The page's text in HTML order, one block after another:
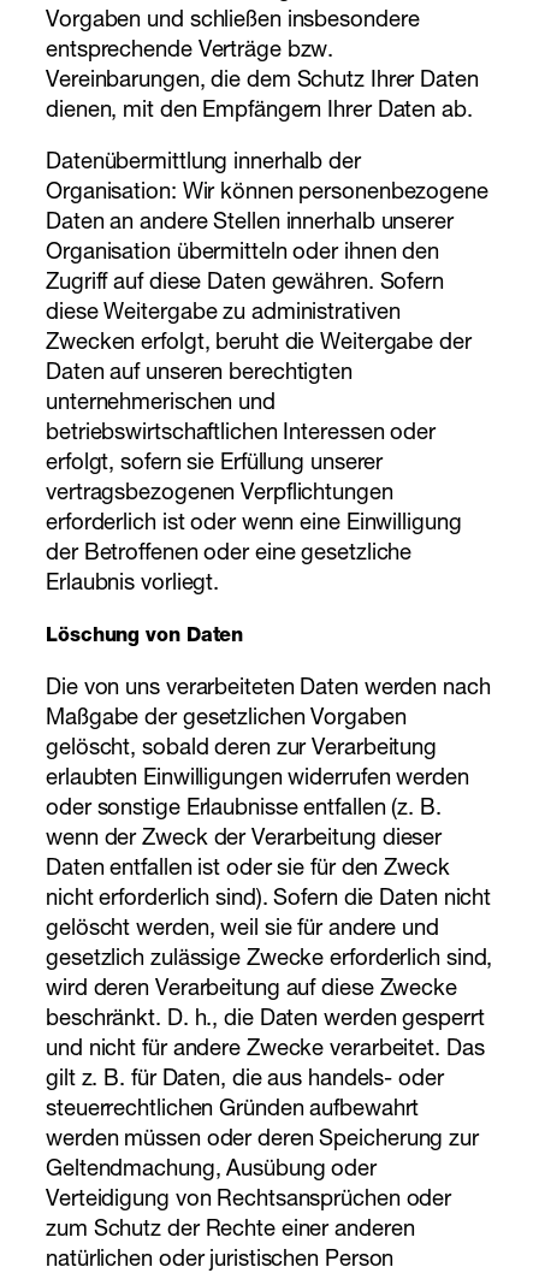
Vorgaben und schließen insbesondere
entsprechende Verträge bzw.
Vereinbarungen, die dem Schutz Ihrer Daten
dienen, mit den Empfängern Ihrer Daten ab.
Datenübermittlung innerhalb der
Organisation: Wir können personenbezogene
Daten an andere Stellen innerhalb unserer
Organisation übermitteln oder ihnen den
Zugriff auf diese Daten gewähren. Sofern
diese Weitergabe zu administrativen
Zwecken erfolgt, beruht die Weitergabe der
Daten auf unseren berechtigten
unternehmerischen und
betriebswirtschaftlichen Interessen oder
erfolgt, sofern sie Erfüllung unserer
vertragsbezogenen Verpflichtungen
erforderlich ist oder wenn eine Einwilligung
der Betroffenen oder eine gesetzliche
Erlaubnis vorliegt.
Löschung von Daten
Die von uns verarbeiteten Daten werden nach
Maßgabe der gesetzlichen Vorgaben
gelöscht, sobald deren zur Verarbeitung
erlaubten Einwilligungen widerrufen werden
oder sonstige Erlaubnisse entfallen (z. B.
wenn der Zweck der Verarbeitung dieser
Daten entfallen ist oder sie für den Zweck
nicht erforderlich sind). Sofern die Daten nicht
gelöscht werden, weil sie für andere und
gesetzlich zulässige Zwecke erforderlich sind,
wird deren Verarbeitung auf diese Zwecke
beschränkt. D. h., die Daten werden gesperrt
und nicht für andere Zwecke verarbeitet. Das
gilt z. B. für Daten, die aus handels- oder
steuerrechtlichen Gründen aufbewahrt
werden müssen oder deren Speicherung zur
Geltendmachung, Ausübung oder
Verteidigung von Rechtsansprüchen oder
zum Schutz der Rechte einer anderen
natürlichen oder juristischen Person